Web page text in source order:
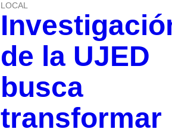
LOCAL
de la UJED
busca
transformar